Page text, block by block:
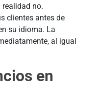
realidad no.
clientes antes de
su idioma. La
al igual
en